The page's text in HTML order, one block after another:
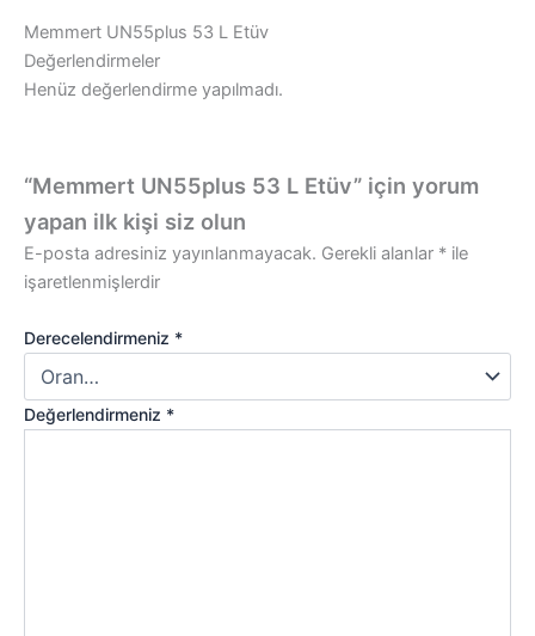
Memmert UN55plus 53 L Etüv
Değerlendirmeler
Henüz değerlendirme yapılmadı.
“Memmert UN55plus 53 L Etüv” için yorum
yapan ilk kişi siz olun
E-posta adresiniz yayınlanmayacak. Gerekli alanlar * ile
işaretlenmişlerdir
Derecelendirmeniz *
Değerlendirmeniz *